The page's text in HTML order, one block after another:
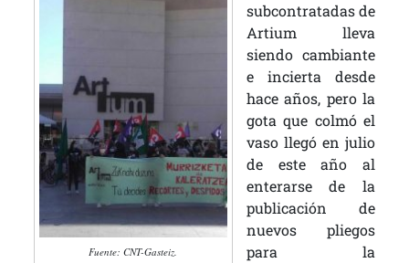
Fuente: CNT-Gasteiz.
subcontratadas de
Artium lleva
siendo cambiante
e incierta desde
hace años, pero la
gota que colmó el
vaso llegó en julio
de este año al
enterarse de la
publicación de
nuevos pliegos
para la